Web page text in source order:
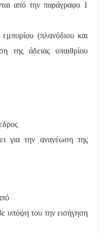
από την παράγραφο 1
(πλανόδιου και
της άδειας υπαιθρίου
για την ανανέωση της
υπόψη του την εισήγηση